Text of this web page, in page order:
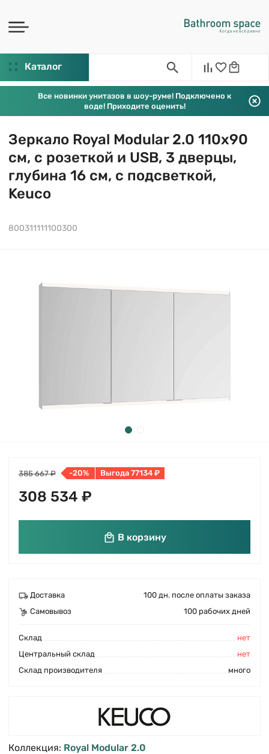
Каталог
Все новинки унитазов в шоу-руме! Подключено к
воде! Приходите оценить!
Зеркало Royal Modular 2.0 110х90
см, с розеткой и USB, 3 дверцы,
глубина 16 см, с подсветкой,
Keuco
800311111100300
385 667 ₽ -20% Выгода 77134 ₽
308 534 ₽
В корзину
Доставка
100 дн. после оплаты заказа
Самовывоз
100 рабочих дней
Cклад
нет
Центральный склад
нет
Склад производителя
много
Коллекция: Royal Modular 2.0